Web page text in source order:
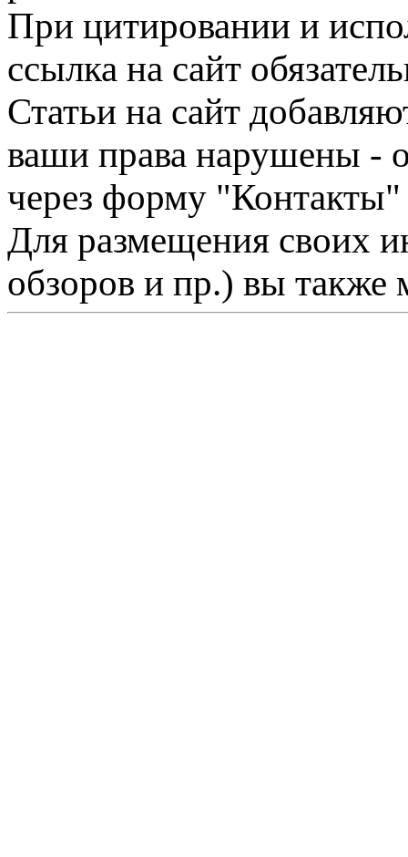
При цитировании и
ссылка на сайт
Статьи на сайт
ваши права нарушены -
через форму "Контакты"
Для размещения своих
обзоров и пр.) вы также